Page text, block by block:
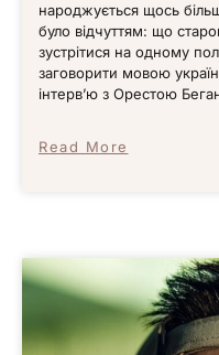
народжується щось
було відчуттям: що
зустрітися на одному
заговорити мовою
інтервʼю з Орестою
Read More